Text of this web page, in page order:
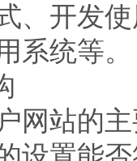
、开发
系统等。
站的主